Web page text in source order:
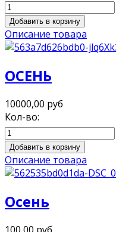
Описание товара
ОСЕНЬ
10000,00 руб
Кол-во:
Описание товара
Осень